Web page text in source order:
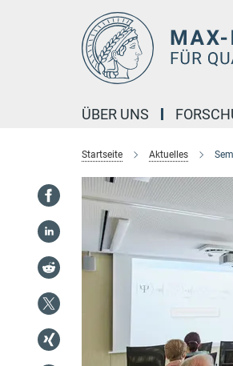
ÜBER UNS
Startseite Aktuelles